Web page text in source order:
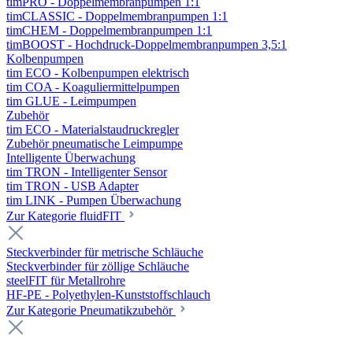
timCLASSIC - Doppelmembranpumpen 1:1
timCHEM - Doppelmembranpumpen 1:1
timBOOST - Hochdruck-Doppelmembranpumpen 3,5:1
Kolbenpumpen
tim ECO - Kolbenpumpen elektrisch
tim COA - Koaguliermittelpumpen
tim GLUE - Leimpumpen
Zubehör
tim ECO - Materialstaudruckregler
Zubehör pneumatische Leimpumpe
Intelligente Überwachung
tim TRON - Intelligenter Sensor
tim TRON - USB Adapter
tim LINK - Pumpen Überwachung
Zur Kategorie fluidFIT
Steckverbinder für metrische Schläuche
Steckverbinder für zöllige Schläuche
steelFIT für Metallrohre
HF-PE - Polyethylen-Kunststoffschlauch
Zur Kategorie Pneumatikzubehör